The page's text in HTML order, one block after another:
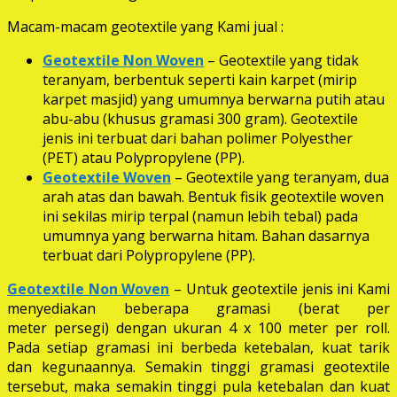
Macam-macam geotextile yang Kami jual :
Geotextile Non Woven – Geotextile yang tidak
teranyam, berbentuk seperti kain karpet (mirip
karpet masjid) yang umumnya berwarna putih atau
abu-abu (khusus gramasi 300 gram). Geotextile
jenis ini terbuat dari bahan polimer Polyesther
(PET) atau Polypropylene (PP).
Geotextile Woven – Geotextile yang teranyam, dua
arah atas dan bawah. Bentuk fisik geotextile woven
ini sekilas mirip terpal (namun lebih tebal) pada
umumnya yang berwarna hitam. Bahan dasarnya
terbuat dari Polypropylene (PP).
Geotextile Non Woven – Untuk geotextile jenis ini Kami
menyediakan beberapa gramasi (berat per
meter persegi) dengan ukuran 4 x 100 meter per roll.
Pada setiap gramasi ini berbeda ketebalan, kuat tarik
dan kegunaannya. Semakin tinggi gramasi geotextile
tersebut, maka semakin tinggi pula ketebalan dan kuat